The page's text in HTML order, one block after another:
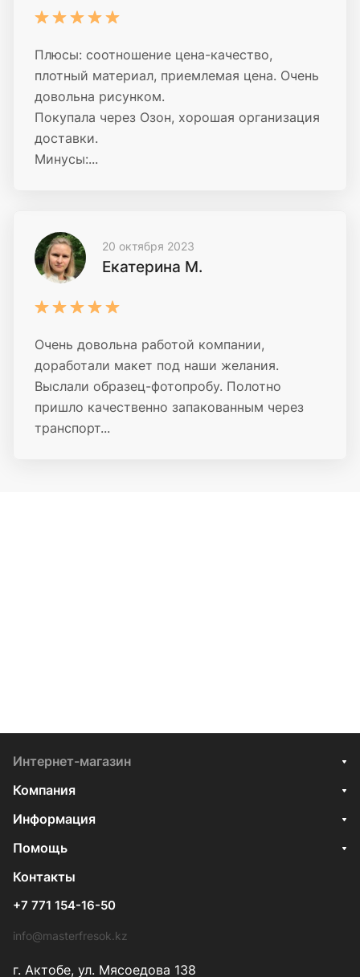
Плюсы: соотношение цена-качество,
плотный материал, приемлемая цена. Очень
довольна рисунком.
Покупала через Озон, хорошая организация
доставки.
Минусы:...
20 октября 2023
Екатерина М.
Очень довольна работой компании,
доработали макет под наши желания.
Выслали образец-фотопробу. Полотно
пришло качественно запакованным через
транспорт...
Интернет-магазин
Компания
Информация
Помощь
Контакты
+7 771 154-16-50
info@masterfresok.kz
г. Актобе, ул. Мясоедова 138